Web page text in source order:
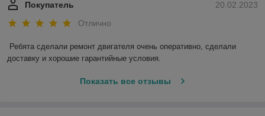
20.02.2023
Покупатель
Отлично
Ребята сделали ремонт двигателя очень оперативно, сделали
доставку и хорошие гарантийные условия.
Показать все отзывы